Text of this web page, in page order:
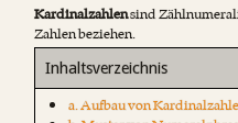
Kardinalzahlensind
Zahlen beziehen.
Inhaltsverzeichnis
a. Aufbau von